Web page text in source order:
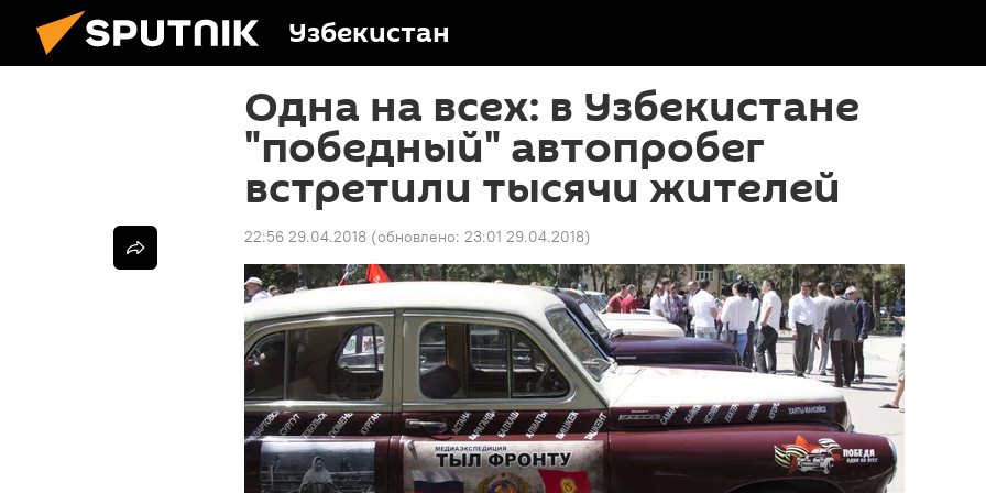
Узбекистан
Одна на всех: в Узбекистане
"победный" автопробег
встретили тысячи жителей
22:56 29.04.2018 (обновлено: 23:01 29.04.2018)